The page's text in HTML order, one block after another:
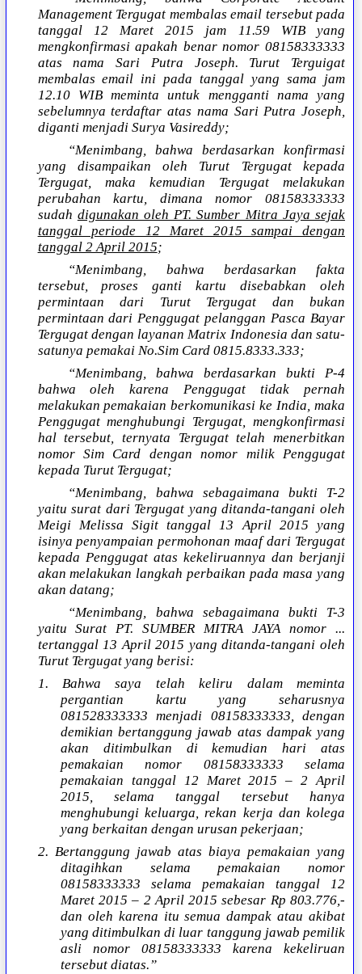
Management Tergugat membalas email tersebut pada
tanggal 12 Maret 2015 jam 11.59 WIB yang
mengkonfirmasi apakah benar nomor 08158333333
atas nama Sari Putra Joseph. Turut Terguigat
membalas email ini pada tanggal yang sama jam
12.10 WIB meminta untuk mengganti nama yang
sebelumnya terdaftar atas nama Sari Putra Joseph,
diganti menjadi Surya Vasireddy;
“Menimbang, bahwa berdasarkan konfirmasi
yang disampaikan oleh Turut Tergugat kepada
Tergugat, maka kemudian Tergugat melakukan
perubahan kartu, dimana nomor 08158333333
sudah digunakan oleh PT. Sumber Mitra Jaya sejak
tanggal periode 12 Maret 2015 sampai dengan
tanggal 2 April 2015;
“Menimbang, bahwa berdasarkan fakta
tersebut, proses ganti kartu disebabkan oleh
permintaan dari Turut Tergugat dan bukan
permintaan dari Penggugat pelanggan Pasca Bayar
Tergugat dengan layanan Matrix Indonesia dan satu-
satunya pemakai No.Sim Card 0815.8333.333;
“Menimbang, bahwa berdasarkan bukti P-4
bahwa oleh karena Penggugat tidak pernah
melakukan pemakaian berkomunikasi ke India, maka
Penggugat menghubungi Tergugat, mengkonfirmasi
hal tersebut, ternyata Tergugat telah menerbitkan
nomor Sim Card dengan nomor milik Penggugat
kepada Turut Tergugat;
“Menimbang, bahwa sebagaimana bukti T-2
yaitu surat dari Tergugat yang ditanda-tangani oleh
Meigi Melissa Sigit tanggal 13 April 2015 yang
isinya penyampaian permohonan maaf dari Tergugat
kepada Penggugat atas kekeliruannya dan berjanji
akan melakukan langkah perbaikan pada masa yang
akan datang;
“Menimbang, bahwa sebagaimana bukti T-3
yaitu Surat PT. SUMBER MITRA JAYA nomor ...
tertanggal 13 April 2015 yang ditanda-tangani oleh
Turut Tergugat yang berisi:
1. Bahwa saya telah keliru dalam meminta
pergantian kartu yang seharusnya
081528333333 menjadi 08158333333, dengan
demikian bertanggung jawab atas dampak yang
akan ditimbulkan di kemudian hari atas
pemakaian nomor 08158333333 selama
pemakaian tanggal 12 Maret 2015 – 2 April
2015, selama tanggal tersebut hanya
menghubungi keluarga, rekan kerja dan kolega
yang berkaitan dengan urusan pekerjaan;
2. Bertanggung jawab atas biaya pemakaian yang
ditagihkan selama pemakaian nomor
08158333333 selama pemakaian tanggal 12
Maret 2015 – 2 April 2015 sebesar Rp 803.776,-
dan oleh karena itu semua dampak atau akibat
yang ditimbulkan di luar tanggung jawab pemilik
asli nomor 08158333333 karena kekeliruan
tersebut diatas.”